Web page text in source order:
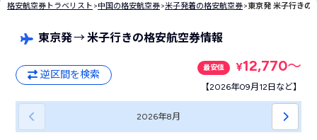
格安航空券トラベリスト >中国の格安航空券>米子発着の格安航空券>東京発 米子行きの
東京発→米子行きの格安航空券情報
逆区間を検索
最安値 ¥12,770〜
【2026年09月12日など】
2026年8月